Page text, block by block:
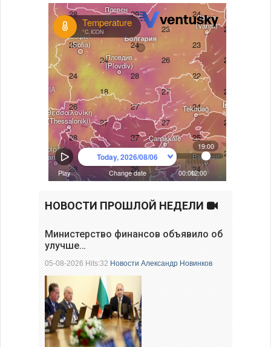
НОВОСТИ ПРОШЛОЙ НЕДЕЛИ
Министерство финансов объявило об
улучше…
05-08-2026 Hits:32Новости Александр Новинков